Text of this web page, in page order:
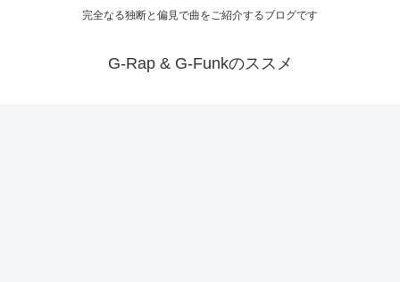
完全なる独断と偏見で曲をご紹介するブログです
G-Rap & G-Funkのススメ